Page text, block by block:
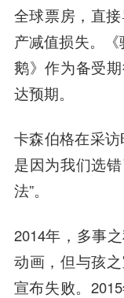
全球票房，直
产减值损失。
鹅》作为备受
达预期。
卡森伯格在采
是因为我们选
法”。
2014年，多事
动画，但与孩
宣布失败。